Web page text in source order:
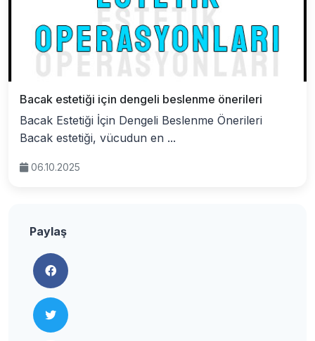
Bacak estetiği için dengeli beslenme önerileri
Bacak Estetiği İçin Dengeli Beslenme Önerileri
Bacak estetiği, vücudun en ...
06.10.2025
Paylaş